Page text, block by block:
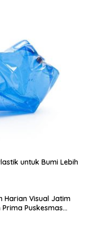
untuk Bumi Lebih
Harian Visual Jatim
Puskesmas